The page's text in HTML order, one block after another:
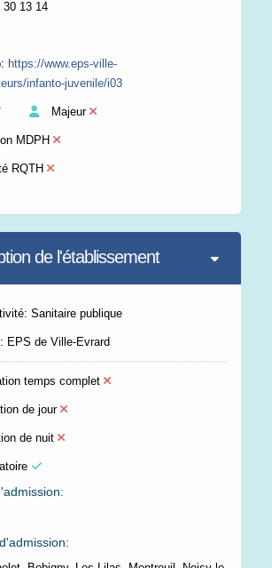
30 13 14
https://www.eps-ville-
infanto-juvenile/i03
Majeur
MDPH
RQTH
de l'établissement
Sanitaire publique
EPS de Ville-Evrard
temps complet
de jour
de nuit